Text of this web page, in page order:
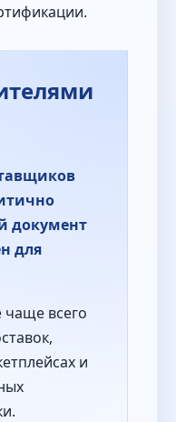
документ
для
всего
и